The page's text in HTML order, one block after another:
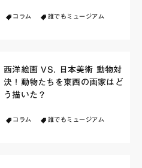
コラム 誰でもミュージアム
西洋絵画 VS. 日本美術 動物対
決！動物たちを東西の画家はど
う描いた？
コラム 誰でもミュージアム